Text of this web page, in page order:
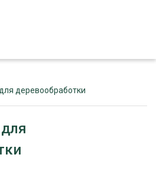
деревообработки